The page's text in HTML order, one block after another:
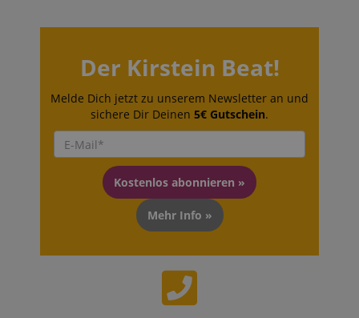
Der Kirstein Beat!
Melde Dich jetzt zu unserem Newsletter an und
sichere Dir Deinen 5€ Gutschein.
Kostenlos abonnieren »
Mehr Info »